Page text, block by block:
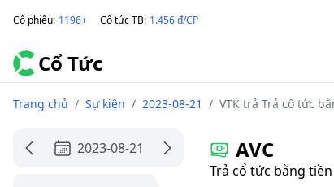
Cổ phiếu: 1196+ Cổ tức TB: 1.456 đ/CP
Cổ Tức
Trang chủ / Sự kiện / 2023-08-21 / VTK trả Trả cổ tức
2023-08-21 AVC
Trả cổ tức bằng